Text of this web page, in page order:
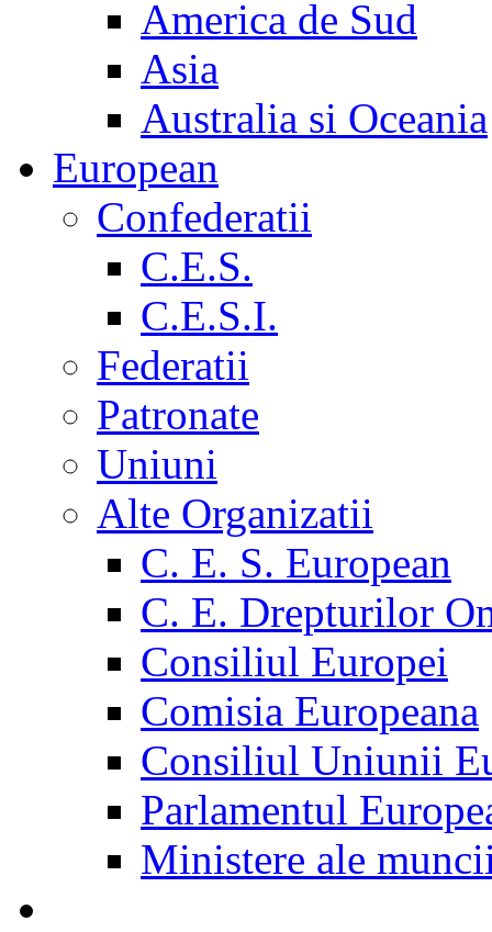
America de Sud
Asia
Australia si Oceania
European
Confederatii
C.E.S.
C.E.S.I.
Federatii
Patronate
Uniuni
Alte Organizatii
C. E. S. European
C. E. Drepturilor
Consiliul Europei
Comisia Europeana
Consiliul Uniunii
Parlamentul
Ministere ale